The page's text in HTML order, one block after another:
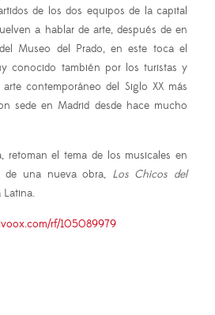
de los dos equipos de la capital
a hablar de arte, después de en
Museo del Prado, en este toca el
conocido también por los turistas y
contemporáneo del Siglo XX más
sede en Madrid desde hace mucho
retoman el tema de los musicales en
de una nueva obra, Los Chicos del
Latina.
rf/105089979